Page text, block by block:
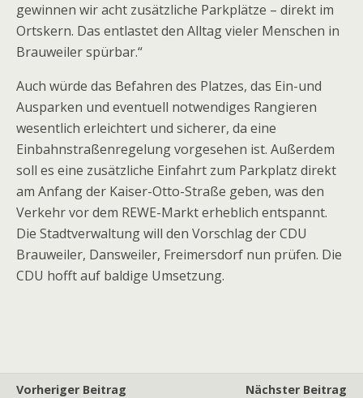
gewinnen wir acht zusätzliche Parkplätze – direkt im
Ortskern. Das entlastet den Alltag vieler Menschen in
Brauweiler spürbar.“
Auch würde das Befahren des Platzes, das Ein-und
Ausparken und eventuell notwendiges Rangieren
wesentlich erleichtert und sicherer, da eine
Einbahnstraßenregelung vorgesehen ist. Außerdem
soll es eine zusätzliche Einfahrt zum Parkplatz direkt
am Anfang der Kaiser-Otto-Straße geben, was den
Verkehr vor dem REWE-Markt erheblich entspannt.
Die Stadtverwaltung will den Vorschlag der CDU
Brauweiler, Dansweiler, Freimersdorf nun prüfen. Die
CDU hofft auf baldige Umsetzung.
Vorheriger Beitrag
Nächster Beitrag